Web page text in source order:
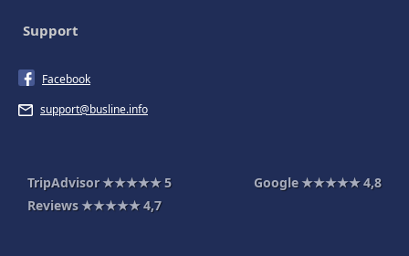
Support
Facebook
support@busline.info
TripAdvisor ★★★★★5 Google ★★★★★4,8
Reviews ★★★★★4,7